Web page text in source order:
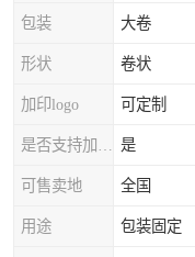
包装 大卷
形状 卷状
加印logo 可定制
是
可售卖地 全国
用途 包装固定